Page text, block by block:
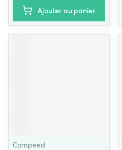
Ajouter au panier
Compeed